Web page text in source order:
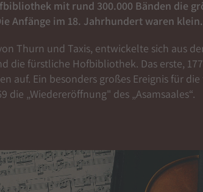
mit rund 300.000 Bänden die
Anfänge im 18. Jahrhundert waren
Thurn und Taxis, entwickelte sich aus
die fürstliche Hofbibliothek. Das erste,
auf. Ein besonders großes Ereignis für
die „Wiedereröffnung" des „Asamsaales“.